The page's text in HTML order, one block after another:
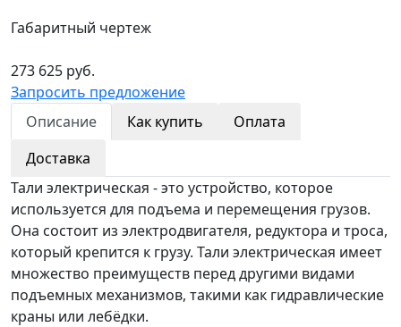
Габаритный чертеж
273 625 руб.
Запросить предложение
Описание
Как купить
Оплата
Доставка
Тали электрическая - это устройство, которое
используется для подъема и перемещения грузов.
Она состоит из электродвигателя, редуктора и троса,
который крепится к грузу. Тали электрическая имеет
множество преимуществ перед другими видами
подъемных механизмов, такими как гидравлические
краны или лебёдки.